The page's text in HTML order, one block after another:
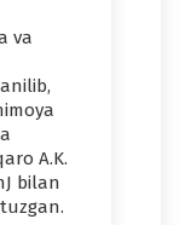
va
A.K.
bilan